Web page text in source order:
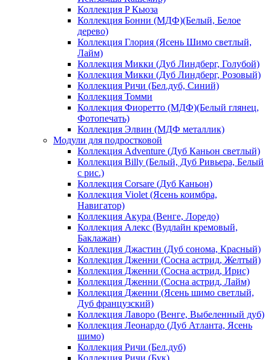
Коллекция P Кьюза
Коллекция Бонни (МДФ)(Белый, Белое
дерево)
Коллекция Глория (Ясень Шимо светлый,
Лайм)
Коллекция Микки (Дуб Линдберг, Голубой)
Коллекция Микки (Дуб Линдберг, Розовый)
Коллекция Ричи (Бел.дуб, Синий)
Коллекция Томми
Коллекция Фиоретто (МДФ)(Белый глянец,
Фотопечать)
Коллекция Элвин (МДФ металлик)
Модули для подростковой
Коллекция Adventure (Дуб Каньон светлый)
Коллекция Billy (Белый, Дуб Ривьера, Белый
с рис.)
Коллекция Corsare (Дуб Каньон)
Коллекция Violet (Ясень коимбра,
Навигатор)
Коллекция Акура (Венге, Лоредо)
Коллекция Алекс (Вудлайн кремовый,
Баклажан)
Коллекция Джастин (Дуб сонома, Красный)
Коллекция Дженни (Cосна астрид, Желтый)
Коллекция Дженни (Cосна астрид, Ирис)
Коллекция Дженни (Cосна астрид, Лайм)
Коллекция Дженни (Ясень шимо светлый,
Дуб французский)
Коллекция Лаворо (Венге, Выбеленный дуб)
Коллекция Леонардо (Дуб Атланта, Ясень
шимо)
Коллекция Ричи (Бел.дуб)
Коллекция Ричи (Бук)